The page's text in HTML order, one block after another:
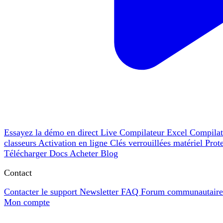
Essayez la démo en direct Live Compilateur Excel
classeurs Activation en ligne Clés verrouillées matériel
Télécharger Docs Acheter Blog
Contact
Contacter le support Newsletter FAQ Forum
Mon compte